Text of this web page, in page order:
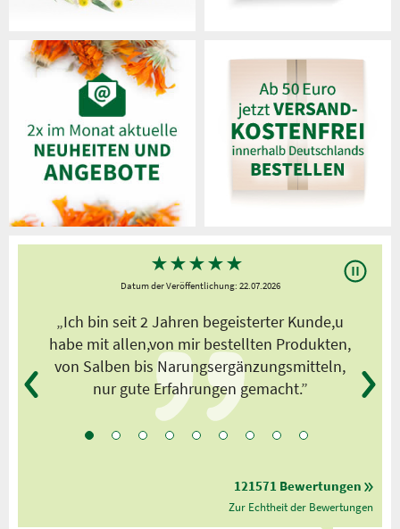
★★★★★
Datum der Veröffentlichung: 22.07.2026
„Ich bin seit 2 Jahren begeisterter Kunde,u
habe mit allen,von mir bestellten Produkten,
von Salben bis Narungsergänzungsmitteln,
nur gute Erfahrungen gemacht.”
121571 Bewertungen
Zur Echtheit der Bewertungen